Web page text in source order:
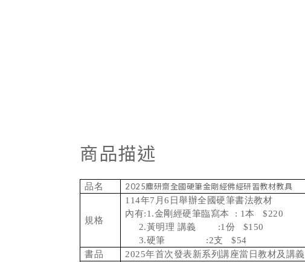
商品描述
品名 2025麋研齋全國硬筆金剛經佛經研習教材教具
規格
114年7月6日舉辦全國硬筆書法教材
內有:1.金剛經硬筆臨寫本 : 1本 $220
2.黃明理 講義 :1份 $150
3.硬筆 :2支 $54
書品 2025年首次發表新系列講座當日教材及講義